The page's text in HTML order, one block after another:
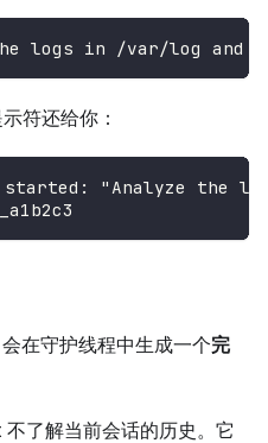
logs in /var/log and
符还给你：
started: "Analyze the
在守护线程中生成一个完
了解当前会话的历史。它